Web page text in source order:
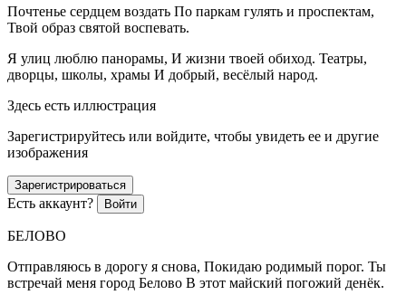
Почтенье сердцем воздать По паркам гулять и проспектам,
Твой образ святой воспевать.
Я улиц люблю панорамы, И жизни твоей обиход. Театры,
дворцы, школы, храмы И добрый, весёлый народ.
Здесь есть иллюстрация
Зарегистрируйтесь или войдите, чтобы увидеть ее и другие
изображения
Зарегистрироваться
Есть аккаунт? Войти
БЕЛОВО
Отправляюсь в дорогу я снова, Покидаю родимый порог. Ты
встречай меня город Белово В этот майский погожий денёк.